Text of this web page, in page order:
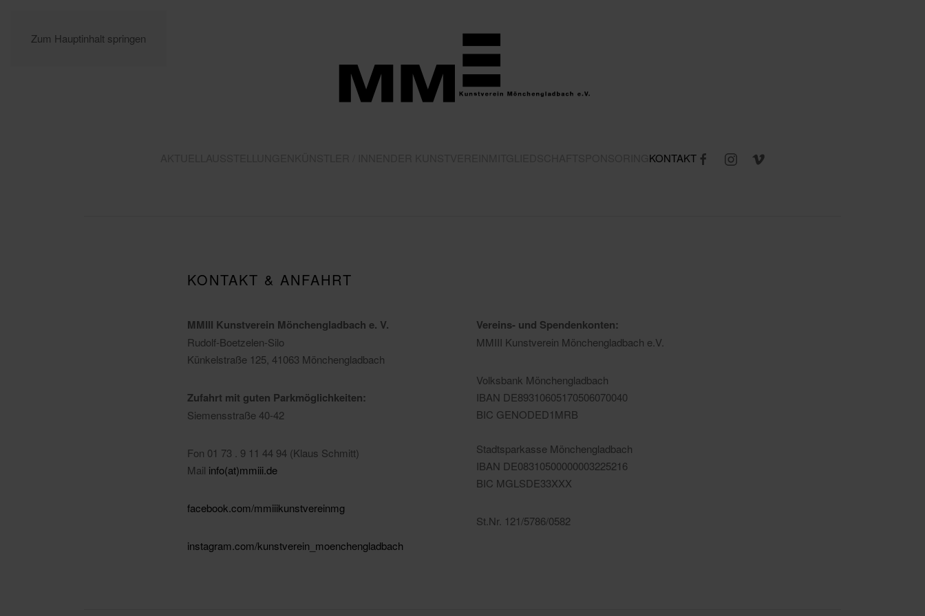
Zum Hauptinhalt springen
KONTAKT
KONTAKT & ANFAHRT
MMIII Kunstverein Mönchengladbach e. V.
Rudolf-Boetzelen-Silo
Künkelstraße 125, 41063 Mönchengladbach
Zufahrt mit guten Parkmöglichkeiten:
Siemensstraße 40-42
Fon 01 73 . 9 11 44 94 (Klaus Schmitt)
Mail info(at)mmiii.de
facebook.com/mmiiikunstvereinmg
instagram.com/kunstverein_moenchengladbach
Vereins- und Spendenkonten:
MMIII Kunstverein Mönchengladbach e.V.
Volksbank Mönchengladbach
IBAN DE89310605170506070040
BIC GENODED1MRB
Stadtsparkasse Mönchengladbach
IBAN DE08310500000003225216
BIC MGLSDE33XXX
St.Nr. 121/5786/0582